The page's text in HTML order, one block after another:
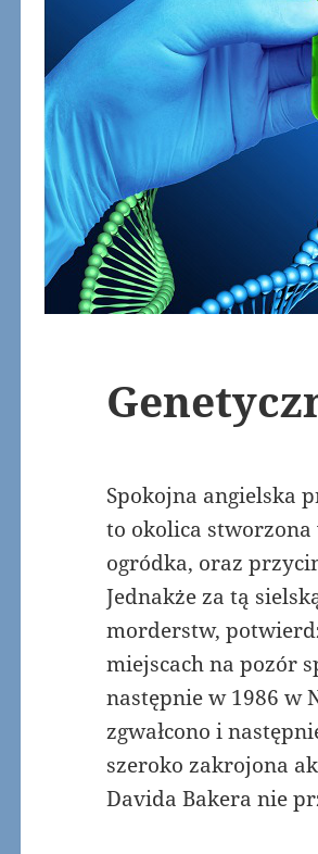
Spokojna angielska
to okolica
ogródka, oraz
Jednakże za tą
morderstw,
miejscach na pozór
następnie w 1986 w
zgwałcono i
szeroko zakrojona
Davida Bakera nie